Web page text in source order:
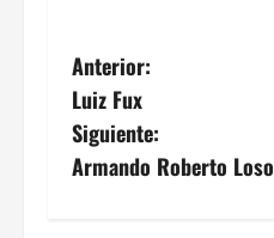
N
a
v
Anterior:
Luiz Fux
Siguiente:
Armando Roberto